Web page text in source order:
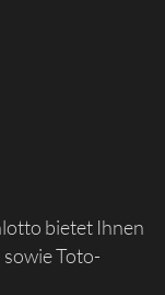
bietet Ihnen
Toto-